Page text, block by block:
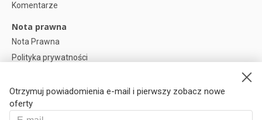
Otrzymuj powiadomienia e-mail i pierwszy zobacz nowe
oferty
Komentarze
Nota prawna
Nota Prawna
Polityka prywatności
Preferencje plików cookie
Help